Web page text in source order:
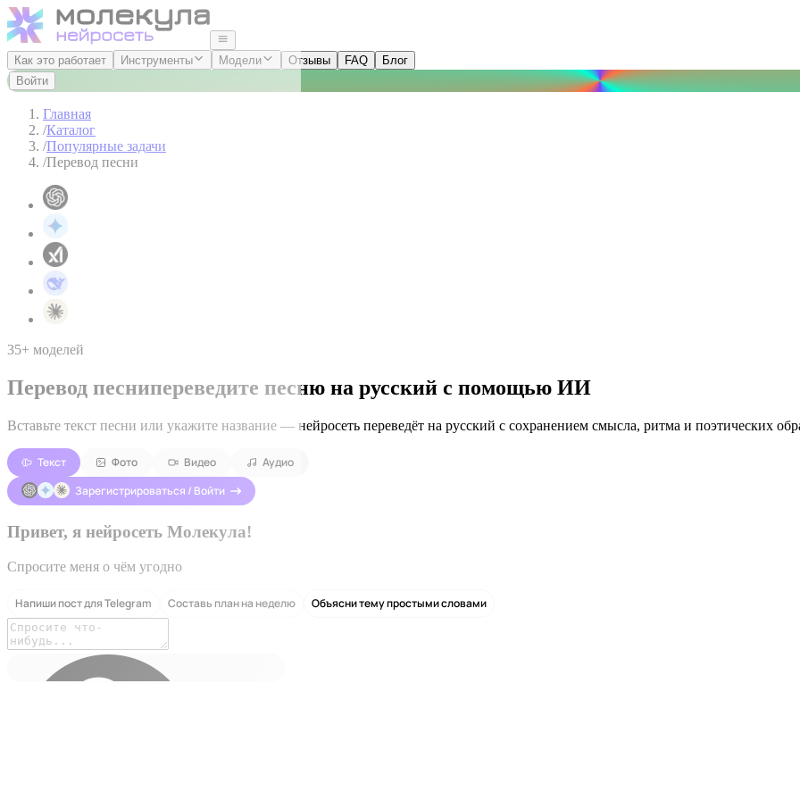
Как это работает Инструменты Модели Отзывы FAQ
Блог
Войти
Главная
/Каталог
/Популярные задачи
/Перевод песни
35+ моделей
Перевод песнипереведите песню на русский с помощью ИИ
Вставьте текст песни или укажите название — нейросеть переведёт на русский с сохранением смысла, ритма и поэтических
Текст Фото Видео
Аудио
Зарегистрироваться / Войти
Привет, я нейросеть Молекула!
Спросите меня о чём угодно
Напиши пост для Telegram Составь план на неделю Объясни тему простыми словами